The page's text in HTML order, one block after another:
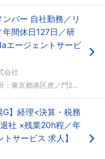
バー 自社勤務／リ
間休日127日／研
エージェントサービ
会社
京都港区虎ノ門2-1-1...
G】経理<決算・税務
社 ×残業20h程／年
サービス 求人】